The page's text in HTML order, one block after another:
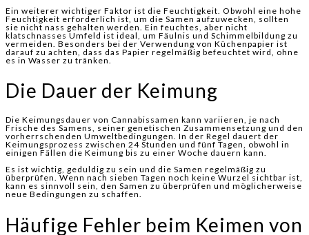
Ein weiterer wichtiger Faktor ist die Feuchtigkeit. Obwohl eine hohe
Feuchtigkeit erforderlich ist, um die Samen aufzuwecken, sollten
sie nicht nass gehalten werden. Ein feuchtes, aber nicht
klatschnasses Umfeld ist ideal, um Fäulnis und Schimmelbildung zu
vermeiden. Besonders bei der Verwendung von Küchenpapier ist
darauf zu achten, dass das Papier regelmäßig befeuchtet wird, ohne
es in Wasser zu tränken.
Die Dauer der Keimung
Die Keimungsdauer von Cannabissamen kann variieren, je nach
Frische des Samens, seiner genetischen Zusammensetzung und den
vorherrschenden Umweltbedingungen. In der Regel dauert der
Keimungsprozess zwischen 24 Stunden und fünf Tagen, obwohl in
einigen Fällen die Keimung bis zu einer Woche dauern kann.
Es ist wichtig, geduldig zu sein und die Samen regelmäßig zu
überprüfen. Wenn nach sieben Tagen noch keine Wurzel sichtbar ist,
kann es sinnvoll sein, den Samen zu überprüfen und möglicherweise
neue Bedingungen zu schaffen.
Häufige Fehler beim Keimen von